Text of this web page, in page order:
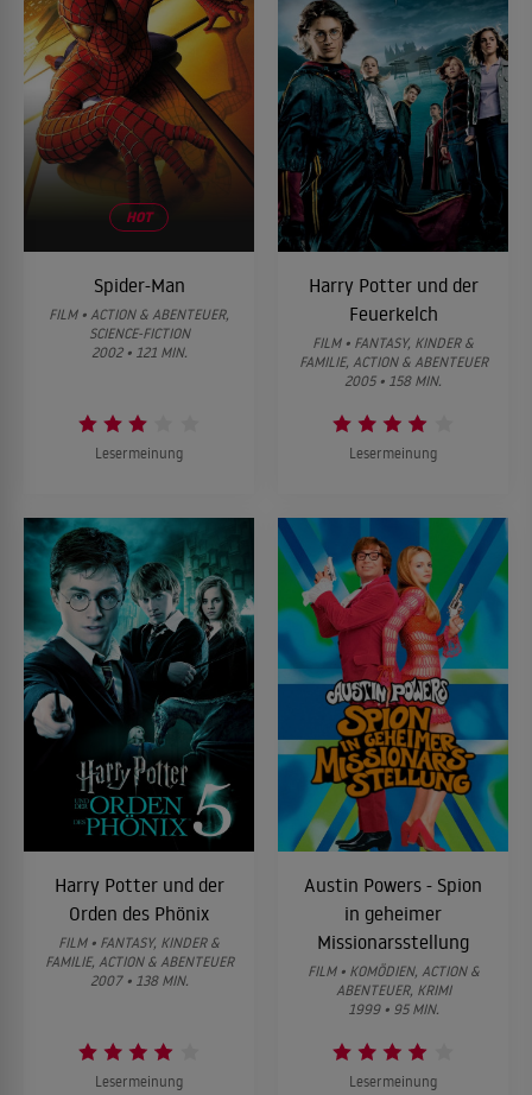
HOT
Spider-Man
FILM • ACTION & ABENTEUER,
SCIENCE-FICTION
2002 • 121 MIN.
Lesermeinung
Harry Potter und der
Feuerkelch
FILM • FANTASY, KINDER &
FAMILIE, ACTION & ABENTEUER
2005 • 158 MIN.
Lesermeinung
Harry Potter und der
Orden des Phönix
FILM • FANTASY, KINDER &
FAMILIE, ACTION & ABENTEUER
2007 • 138 MIN.
Lesermeinung
Austin Powers - Spion
in geheimer
Missionarsstellung
FILM • KOMÖDIEN, ACTION &
ABENTEUER, KRIMI
1999 • 95 MIN.
Lesermeinung